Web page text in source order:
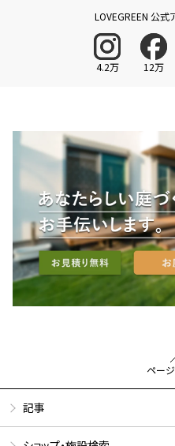
LOVEGREEN 公式
4.2万 12万
ペー
記事